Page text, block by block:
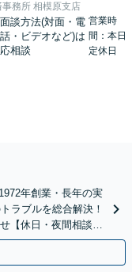
務所 相模原支店
面談方法(対面・電
話・ビデオなど)は
応相談
営業時
間：本日
定休日
年創業・長年の実
ラブルを総合解決！
【休日・夜間相談可